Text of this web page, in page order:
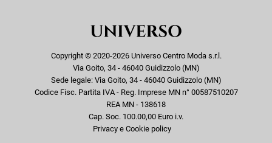
Copyright © 2020-2026 Universo Centro Moda s.r.l.
Via Goito, 34 - 46040 Guidizzolo (MN)
Sede legale: Via Goito, 34 - 46040 Guidizzolo (MN)
Codice Fisc. Partita IVA - Reg. Imprese MN n° 00587510207
REA MN - 138618
Cap. Soc. 100.00,00 Euro i.v.
Privacy e Cookie policy